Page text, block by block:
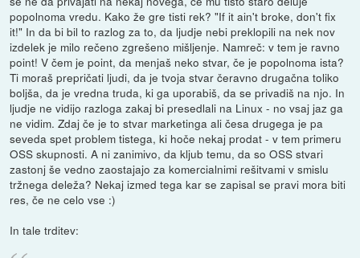
popolnoma vredu. Kako že gre tisti rek? "If it ain't broke, don't fix
it!" In da bi bil to razlog za to, da ljudje nebi preklopili na nek nov
izdelek je milo rečeno zgrešeno mišljenje. Namreč: v tem je ravno
point! V čem je point, da menjaš neko stvar, če je popolnoma ista?
Ti moraš prepričati ljudi, da je tvoja stvar čeravno drugačna toliko
boljša, da je vredna truda, ki ga uporabiš, da se privadiš na njo. In
ljudje ne vidijo razloga zakaj bi presedlali na Linux - no vsaj jaz ga
ne vidim. Zdaj če je to stvar marketinga ali česa drugega je pa
seveda spet problem tistega, ki hoče nekaj prodat - v tem primeru
OSS skupnosti. A ni zanimivo, da kljub temu, da so OSS stvari
zastonj še vedno zaostajajo za komercialnimi rešitvami v smislu
tržnega deleža? Nekaj izmed tega kar se zapisal se pravi mora biti
res, če ne celo vse :)
In tale trditev: